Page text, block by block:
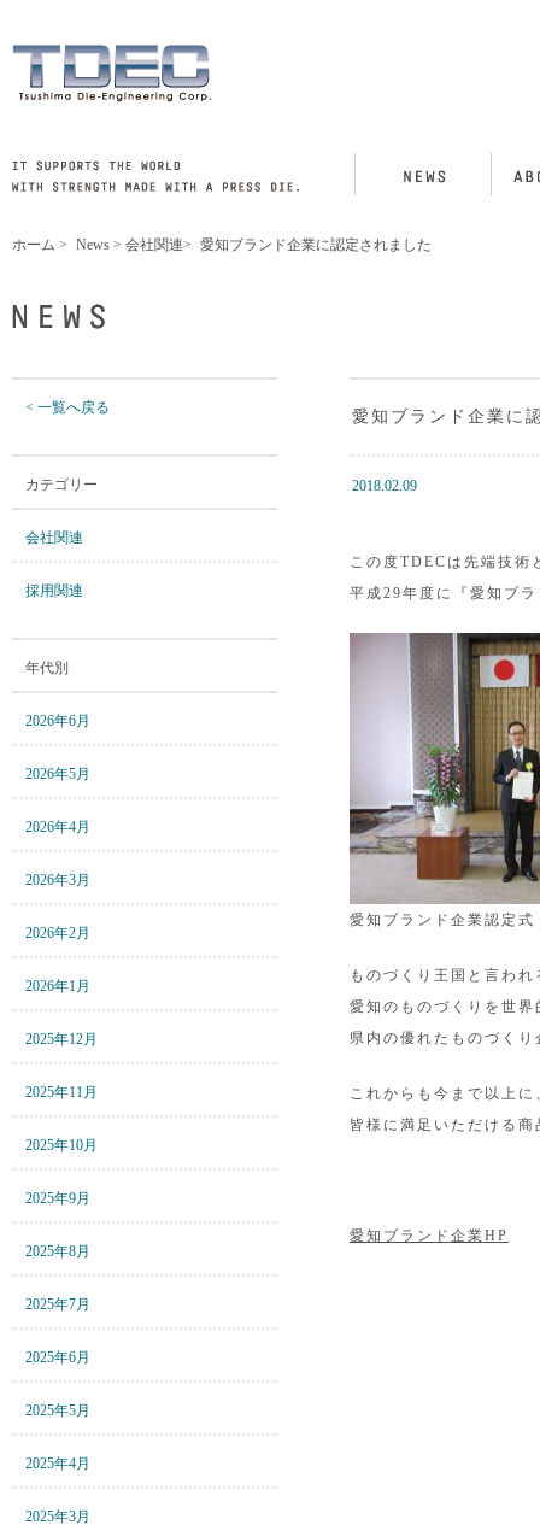
ホーム > News > 会社関連> 愛知ブランド企業に認定されました
< 一覧へ戻る
カテゴリー
会社関連
採用関連
年代別
2026年6月
2026年5月
2026年4月
2026年3月
2026年2月
2026年1月
2025年12月
2025年11月
2025年10月
2025年9月
2025年8月
2025年7月
2025年6月
2025年5月
2025年4月
2025年3月
愛知ブランド企業に
2018.02.09
この度TDECは先端技術
平成29年度に『愛知ブ
愛知ブランド企業認定式
ものづくり王国と言わ
愛知のものづくりを世
県内の優れたものづく
これからも今まで以上
皆様に満足いただける
愛知ブランド企業HP